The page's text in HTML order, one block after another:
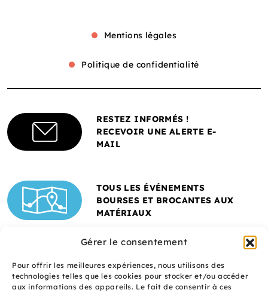
Gérer le consentement
Pour offrir les meilleures expériences, nous utilisons des
technologies telles que les cookies pour stocker et/ou accéder
aux informations des appareils. Le fait de consentir à ces
Mentions légales
Politique de confidentialité
RESTEZ INFORMÉS !
RECEVOIR UNE ALERTE E-
MAIL
TOUS LES ÉVÉNEMENTS
BOURSES ET BROCANTES AUX
MATÉRIAUX